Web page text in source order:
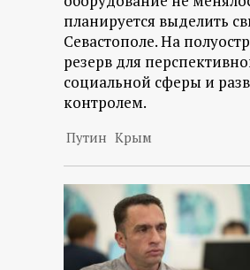
а
л
планируется выделить
Севастополе. На
резерв для
социальной сферы и
контролем.
Путин Крым